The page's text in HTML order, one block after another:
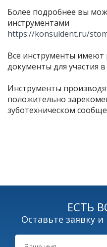
Более подробнее вы
инструментами
https://konsuldent.ru/
Все инструменты
документы для участия в
Инструменты
положительно
зуботехническом
ЕСТЬ
Оставьте заявку